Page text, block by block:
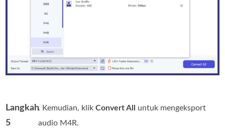
Langkah
5
. Kemudian, klikConvert All
untuk mengeksport
audio M4R.